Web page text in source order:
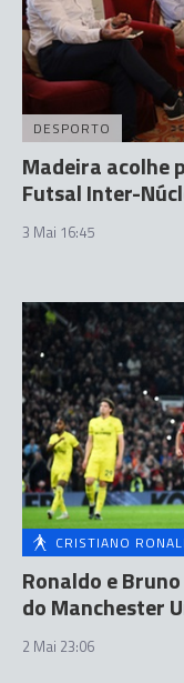
DESPORTO
Madeira acolhe
Futsal Inter-
3 Mai 16:45
CRISTIANO
Ronaldo e
do Manchester
2 Mai 23:06